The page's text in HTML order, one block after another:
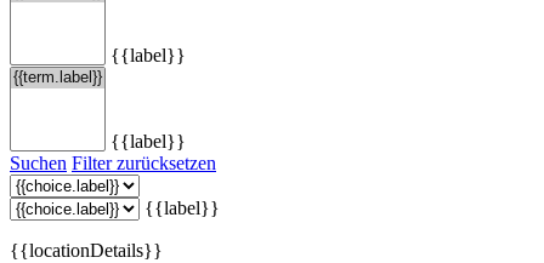
{{label}}
{{label}}
Suchen Filter zurücksetzen
{{label}}
{{locationDetails}}